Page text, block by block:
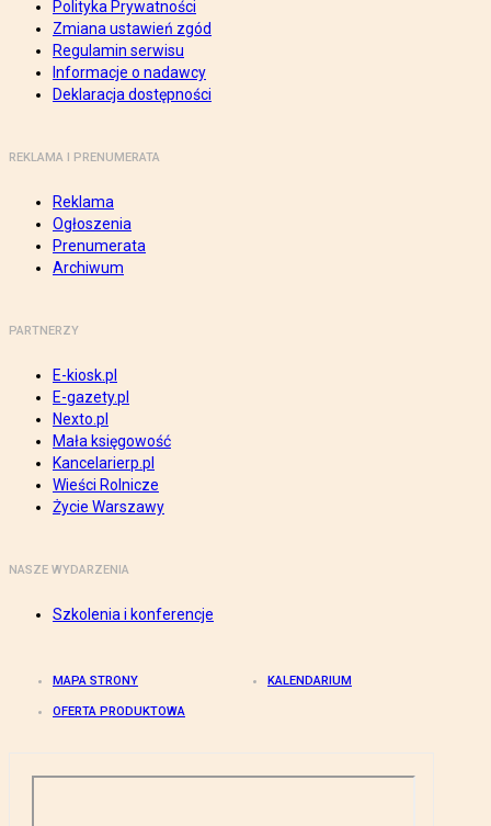
Polityka Prywatności
Zmiana ustawień zgód
Regulamin serwisu
Informacje o nadawcy
Deklaracja dostępności
REKLAMA I PRENUMERATA
Reklama
Ogłoszenia
Prenumerata
Archiwum
PARTNERZY
E-kiosk.pl
E-gazety.pl
Nexto.pl
Mała księgowość
Kancelarierp.pl
Wieści Rolnicze
Życie Warszawy
NASZE WYDARZENIA
Szkolenia i konferencje
MAPA STRONY KALENDARIUM
OFERTA PRODUKTOWA